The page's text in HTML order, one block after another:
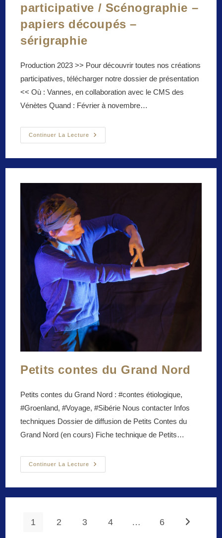
participative / Scénographie –
papiers découpés –
sérigraphie
Production 2023 >> Pour découvrir toutes nos créations
participatives, télécharger notre dossier de présentation
<< Où : Vannes, en collaboration avec le CMS des
Vénètes Quand : Février à novembre…
Continuer La Lecture
Devenez
Commissaire
Participative
Scénographie
Sérigraphie
Petits contes du Grand Nord
Petits contes du Grand Nord : #contes étiologique,
#Groenland, #Voyage, #Sibérie Nous contacter Infos
techniques Dossier de diffusion de Petits Contes du
Grand Nord (en cours) Fiche technique de Petits…
Continuer La Lecture
Petits
Contes
1 2 3 4 … 6 Aller à la